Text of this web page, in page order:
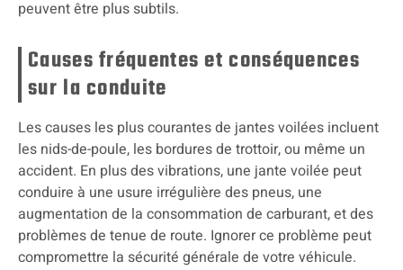
peuvent être plus subtils.
Causes fréquentes et conséquences
sur la conduite
Les causes les plus courantes de jantes voilées incluent
les nids-de-poule, les bordures de trottoir, ou même un
accident. En plus des vibrations, une jante voilée peut
conduire à une usure irrégulière des pneus, une
augmentation de la consommation de carburant, et des
problèmes de tenue de route. Ignorer ce problème peut
compromettre la sécurité générale de votre véhicule.